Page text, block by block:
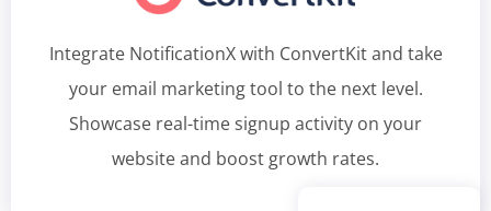
Integrate NotificationX with ConvertKit and take
your email marketing tool to the next level.
Showcase real-time signup activity on your
website and boost growth rates.